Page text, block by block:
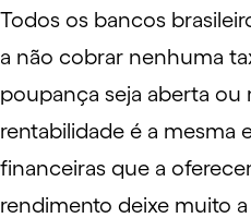
Todos os bancos
a não cobrar nenhuma
poupança seja aberta ou
rentabilidade é a mesma
financeiras que a
rendimento deixe muito a